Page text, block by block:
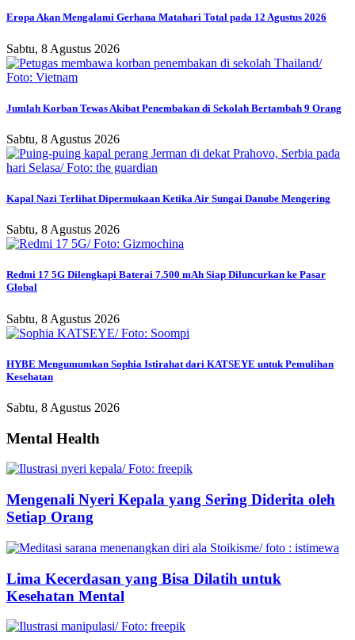
Eropa Akan Mengalami Gerhana Matahari Total pada 12 Agustus 2026
Sabtu, 8 Agustus 2026
Jumlah Korban Tewas Akibat Penembakan di Sekolah Bertambah 9 Orang
Sabtu, 8 Agustus 2026
Kapal Nazi Terlihat Dipermukaan Ketika Air Sungai Danube Mengering
Sabtu, 8 Agustus 2026
Redmi 17 5G Dilengkapi Baterai 7.500 mAh Siap Diluncurkan ke Pasar
Global
Sabtu, 8 Agustus 2026
HYBE Mengumumkan Sophia Istirahat dari KATSEYE untuk Pemulihan
Kesehatan
Sabtu, 8 Agustus 2026
Mental Health
Mengenali Nyeri Kepala yang Sering Diderita oleh
Setiap Orang
Lima Kecerdasan yang Bisa Dilatih untuk
Kesehatan Mental